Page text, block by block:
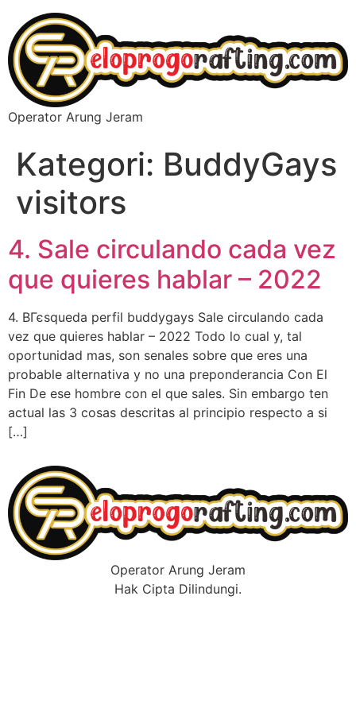
Operator Arung Jeram
Kategori: BuddyGays
visitors
4. Sale circulando cada vez
que quieres hablar – 2022
4. BГєsqueda perfil buddygays Sale circulando cada
vez que quieres hablar – 2022 Todo lo cual y, tal
oportunidad mas, son senales sobre que eres una
probable alternativa y no una preponderancia Con El
Fin De ese hombre con el que sales. Sin embargo ten
actual las 3 cosas descritas al principio respecto a si
[…]
Operator Arung Jeram
Hak Cipta Dilindungi.